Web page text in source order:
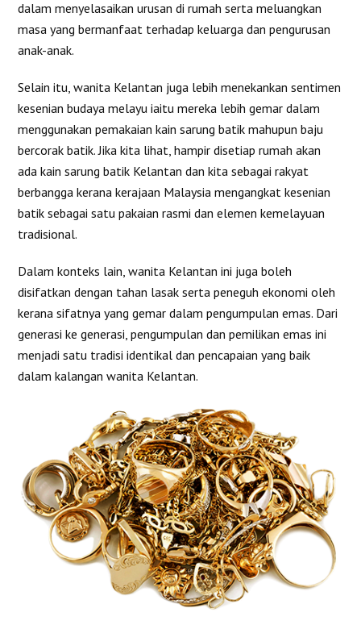
dalam menyelasaikan urusan di rumah serta meluangkan
masa yang bermanfaat terhadap keluarga dan pengurusan
anak-anak.
Selain itu, wanita Kelantan juga lebih menekankan sentimen
kesenian budaya melayu iaitu mereka lebih gemar dalam
menggunakan pemakaian kain sarung batik mahupun baju
bercorak batik. Jika kita lihat, hampir disetiap rumah akan
ada kain sarung batik Kelantan dan kita sebagai rakyat
berbangga kerana kerajaan Malaysia mengangkat kesenian
batik sebagai satu pakaian rasmi dan elemen kemelayuan
tradisional.
Dalam konteks lain, wanita Kelantan ini juga boleh
disifatkan dengan tahan lasak serta peneguh ekonomi oleh
kerana sifatnya yang gemar dalam pengumpulan emas. Dari
generasi ke generasi, pengumpulan dan pemilikan emas ini
menjadi satu tradisi identikal dan pencapaian yang baik
dalam kalangan wanita Kelantan.